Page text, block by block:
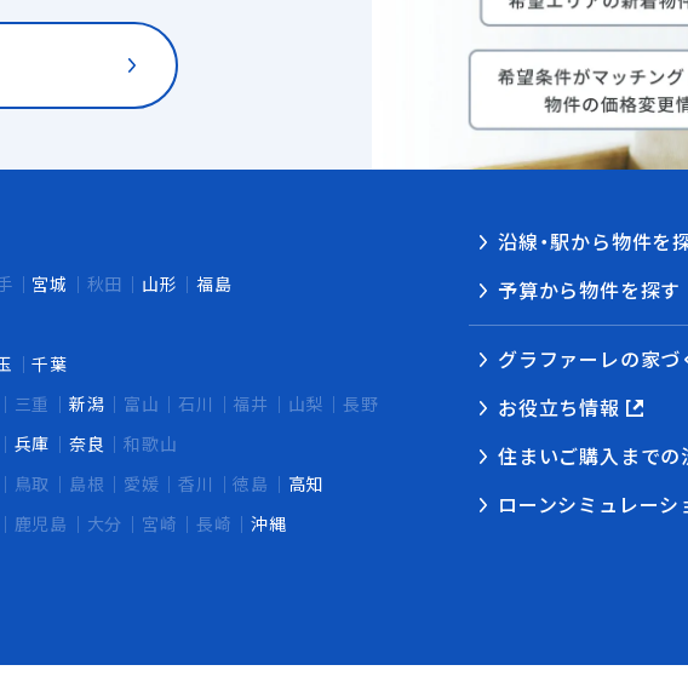
宮城 秋田 山形
福島
千葉
三重 新潟 富山 石川 福井 山梨
長野
兵庫 奈良
和歌山
鳥取 島根 愛媛 香川 徳島
高知
鹿児島 大分 宮崎 長崎 沖縄
沿線・駅から物件を
予算から物件を探す
グラファーレの家づ
お役立ち情報
住まいご購入までの
ローンシミュレーシ